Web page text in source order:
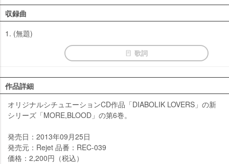
収録曲
1. (無題)
歌詞
作品詳細
オリジナルシチュエーションCD作品「DIABOLIK LOVERS」の新
シリーズ「MORE,BLOOD」の第6巻。
発売日：2013年09月25日
発売元：Rejet 品番：REC-039
価格：2,200円（税込）